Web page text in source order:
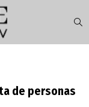
de personas